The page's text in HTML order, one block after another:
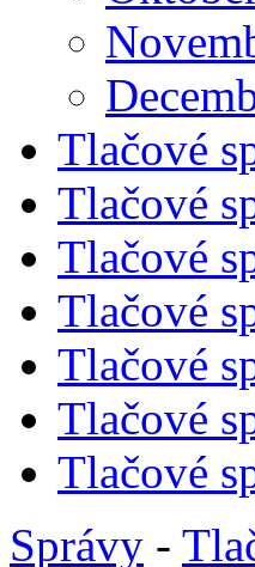
Tlačové
Tlačové
Tlačové
Tlačové
Tlačové
Tlačové
Tlačové
Správy -